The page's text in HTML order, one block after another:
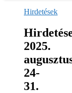
Hirdetések
2025.
24-
31.